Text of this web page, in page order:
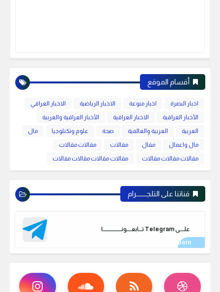
أقسام الموقع
اخبار البصرة اخبار منوعة الاخبار الرياضية
الاخبار العراقي
الأخبار العراقية
الاخبار العراقية
الأخبار العراقية والعربية
العربية
العربية والعالمية صحة علوم وتكنلوجيا
مال
مال واعمال
مقال مقالات
مقالات مقالات
مقالات مقالات مقالات
مقالات مقالات مقالات مقالات
قناتنا على التلجـــــــرام
علـــــى Telegram تـــابعـــــونـــــــــــــــــــا